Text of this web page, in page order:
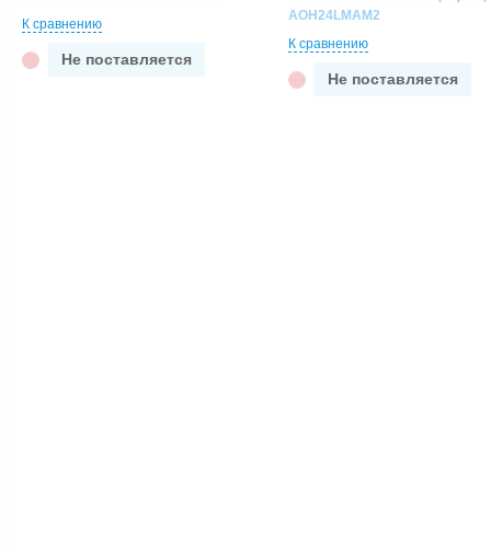
К сравнению
Не поставляется
AOH24LMAM2
К сравнению
Не поставляется